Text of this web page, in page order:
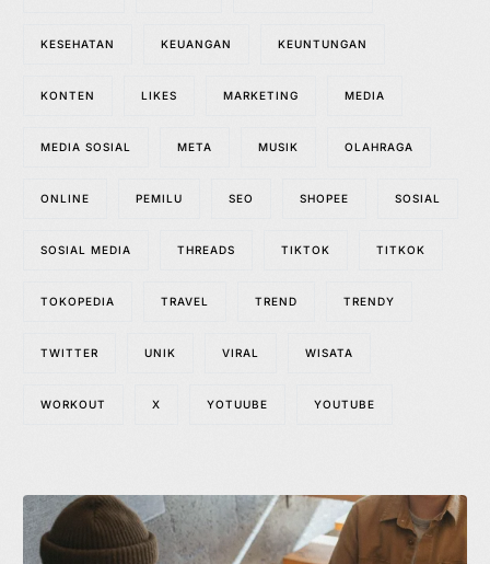
KESEHATAN KEUANGAN KEUNTUNGAN
KONTEN LIKES MARKETING MEDIA
MEDIA SOSIAL META MUSIK OLAHRAGA
ONLINE PEMILU SEO SHOPEE SOSIAL
SOSIAL MEDIA THREADS TIKTOK TITKOK
TOKOPEDIA TRAVEL TREND TRENDY
TWITTER UNIK VIRAL WISATA
WORKOUT X YOTUUBE YOUTUBE